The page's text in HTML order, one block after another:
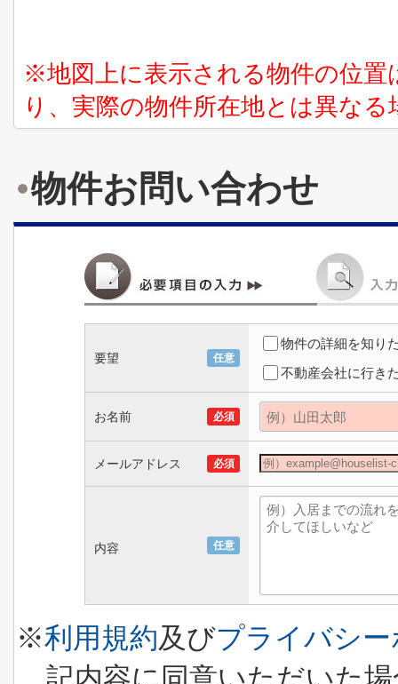
※地図上に表示される物件の位
り、実際の物件所在地とは異な
物件お問い合わせ
要望 任意
物件の詳細を知り
不動産会社に行き
お名前 必須
メールアドレス 必須
内容 任意
※利用規約及びプライバシ